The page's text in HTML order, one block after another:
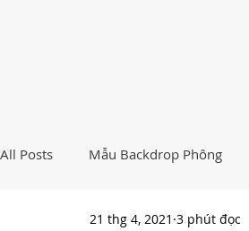
All Posts Mẫu Backdrop Phông
Free Vectors Nhất Việt Nam
21 thg 4, 2021 3 phút đọc